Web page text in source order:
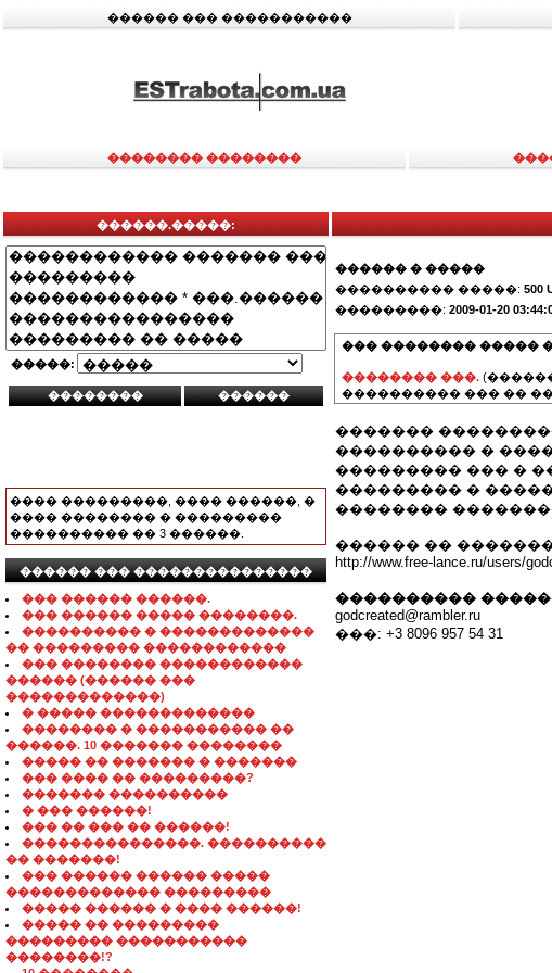
������ ��� �����������
�������� ��������
������.�����:
�����:
���� ���������, ���� ������, �
���� �������� � ���������
���������� �� 3 ������.
������ ��� ���������������
��� ������ ������.
��� ������ ����� ��������.
���������� � �������������
�� ��������� ������������
��� �������� ������������
������ (������ ���
�������������)
� ����� �������������
�������� � ����������� ��
������. 10 ������� ��������
����� �� ������� � �������
��� ���� �� ���������?
������� ����������
� ��� ������!
��� �� ��� �� ������!
���������������. ����������
�� �������!
��� ������ ������ �����
������������� ���������
����� ������ � ���� ������!
����� �� ���������
��������� �����������
��������!?
������ � �����
���������� �����: 500
���������: 2009-01-20
��� �������� �����
�������� ���.
���������� ��� ��
�������
���������� �
��������� ��� �
��������� �
��������
������ ��
http://www.free-lance.ru/users/
����������
godcreated@rambler.ru
���: +3 8096 957 54 31